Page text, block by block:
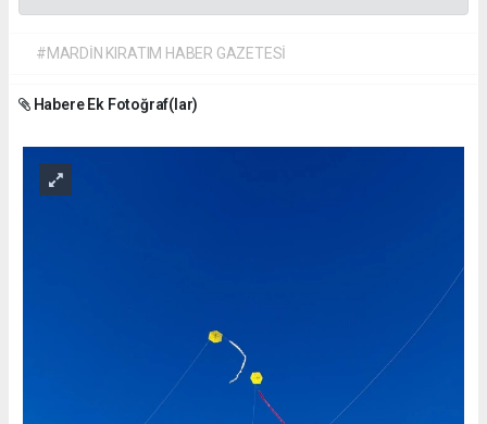
#MARDİN KIRATIM HABER GAZETESİ
Habere Ek Fotoğraf(lar)